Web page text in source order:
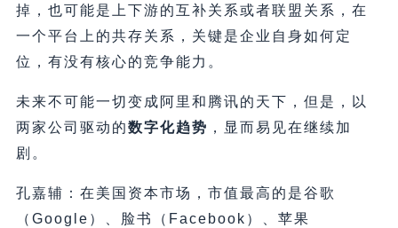
掉，也可能是上下游的互补关系或者联盟关系，在
一个平台上的共存关系，关键是企业自身如何定
位，有没有核心的竞争能力。
未来不可能一切变成阿里和腾讯的天下，但是，以
两家公司驱动的数字化趋势 ，显而易见在继续加
剧。
孔嘉辅：在美国资本市场，市值最高的是谷歌
（Google）、脸书（Facebook）、苹果